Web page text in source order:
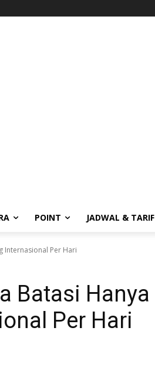
POINT JADWAL & TARIF
Internasional Per Hari
Batasi Hanya
Per Hari